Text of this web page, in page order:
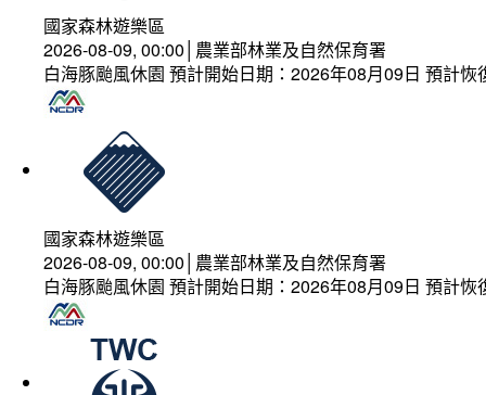
國家森林遊樂區
2026-08-09, 00:00│農業部林業及自然保育署
白海豚颱風休園 預計開始日期：2026年08月09日 預計
國家森林遊樂區
2026-08-09, 00:00│農業部林業及自然保育署
白海豚颱風休園 預計開始日期：2026年08月09日 預計